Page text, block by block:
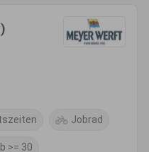
Jobrad
>= 30